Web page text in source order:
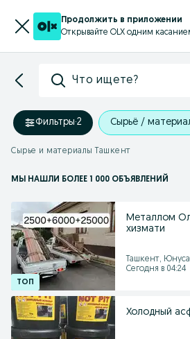
Продолжить в приложении
Открывайте OLX одним
Что ищете?
Фильтры·2 Сырьё /
Сырье и материалы Ташкент
МЫ НАШЛИ БОЛЕЕ 1 000 ОБЪЯВЛЕНИЙ
Металлом
хизмати
Ташкент,
Сегодня в 04:24
Холодный